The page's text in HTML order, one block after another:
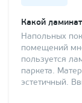
Какой
Напольных
помещений
пользуется
паркета.
эстетичный.